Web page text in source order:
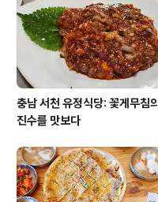
충남 서천 유정식당: 꽃게무침의
진수를 맛보다